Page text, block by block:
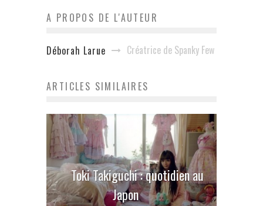
A PROPOS DE L'AUTEUR
Déborah Larue Créatrice de Spanky Few
ARTICLES SIMILAIRES
Toki Takiguchi : quotidien au
Japon